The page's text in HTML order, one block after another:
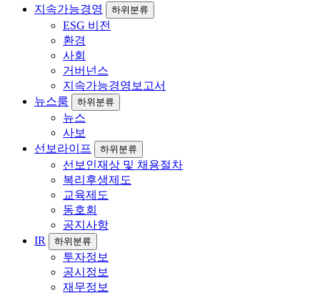
지속가능경영
하위분류
ESG 비전
환경
사회
거버넌스
지속가능경영보고서
뉴스룸
하위분류
뉴스
사보
선보라이프
하위분류
선보인재상 및 채용절차
복리후생제도
교육제도
동호회
공지사항
IR
하위분류
투자정보
공시정보
재무정보